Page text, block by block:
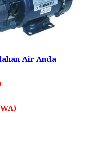
Air Anda